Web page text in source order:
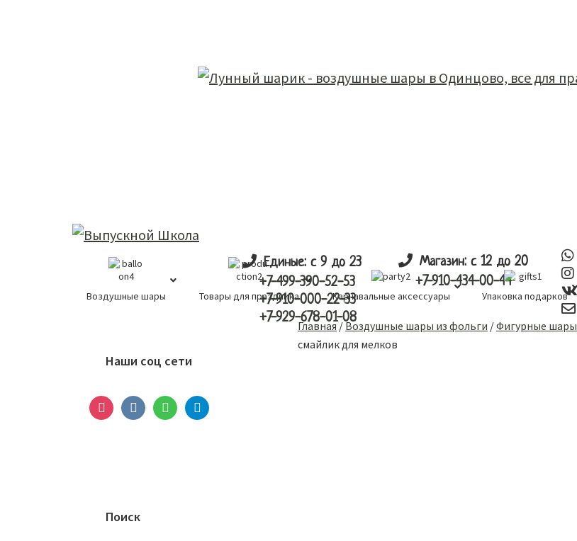
Единые: с 9 до 23
+7-499-390-52-53
+7-910-000-22-33
+7-929-678-01-08
Магазин: с 12 до 20
+7-910-434-00-44
Воздушные шары Товары для праздника Карнавальные аксессуары Упаковка подарков
Главная /Воздушные шары из фольги /Фигурные шары
смайлик для мелков
сайдбар
Наши соц сети
instagramvkontaktewhatsapptelegram
Поиск